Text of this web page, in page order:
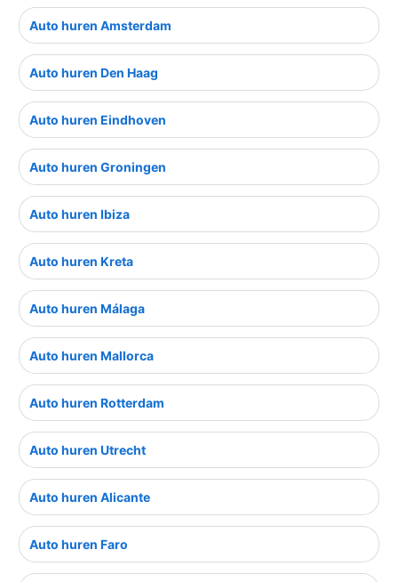
Auto huren Amsterdam
Auto huren Den Haag
Auto huren Eindhoven
Auto huren Groningen
Auto huren Ibiza
Auto huren Kreta
Auto huren Málaga
Auto huren Mallorca
Auto huren Rotterdam
Auto huren Utrecht
Auto huren Alicante
Auto huren Faro